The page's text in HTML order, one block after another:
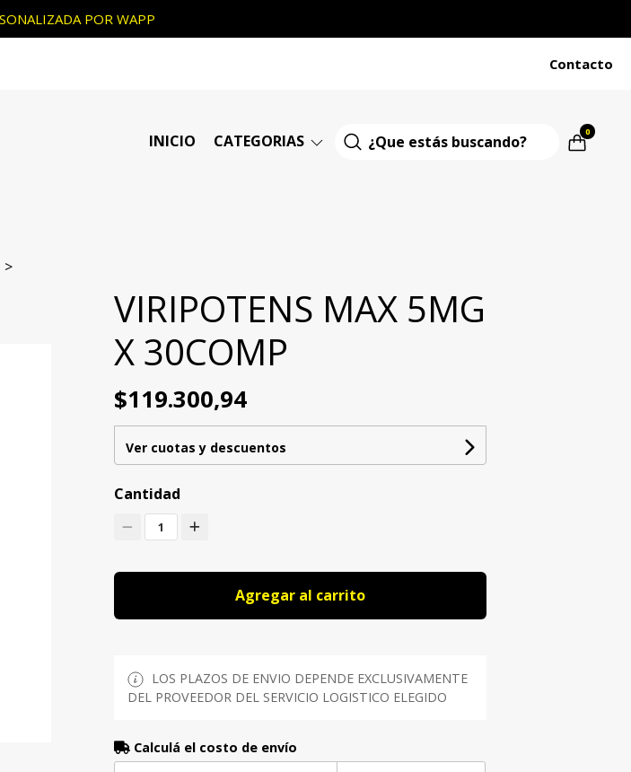
POR WAPP
Contacto
INICIO CATEGORIAS 0
VIRIPOTENS MAX 5MG
X 30COMP
$119.300,94
Ver cuotas y descuentos
Cantidad
1
Agregar al carrito
LOS PLAZOS DE ENVIO DEPENDE EXCLUSIVAMENTE
DEL PROVEEDOR DEL SERVICIO LOGISTICO ELEGIDO
Calculá el costo de envío